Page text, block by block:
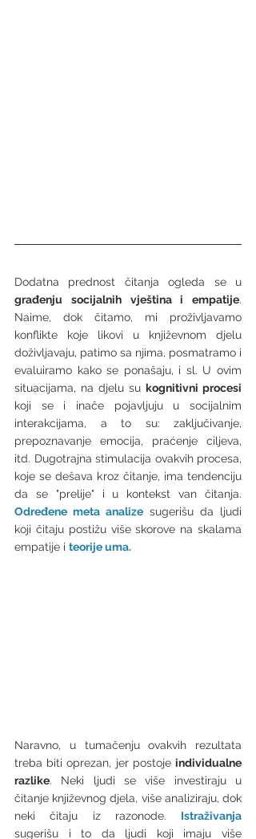
građenju socijalnih vještina i empatije.
Naime, dok čitamo, mi proživljavamo
konflikte koje likovi u književnom djelu
doživljavaju, patimo sa njima, posmatramo i
evaluiramo kako se ponašaju, i sl. U ovim
situacijama, na djelu su kognitivni procesi
koji se i inače pojavljuju u socijalnim
interakcijama, a to su: zaključivanje,
prepoznavanje emocija, praćenje ciljeva,
itd. Dugotrajna stimulacija ovakvih procesa,
koje se dešava kroz čitanje, ima tendenciju
Određene meta analize sugerišu da ljudi
koji čitaju postižu više skorove na skalama
empatije i teorije uma.
Naravno, u tumačenju ovakvih rezultata
treba biti oprezan, jer postoje individualne
razlike. Neki ljudi se više investiraju u
čitanje književnog djela, više analiziraju, dok
neki čitaju iz razonode. Istraživanja
sugerišu i to da ljudi koji imaju više